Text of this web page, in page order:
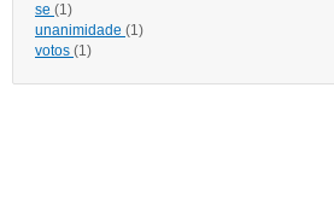
se (1)
unanimidade (1)
votos (1)